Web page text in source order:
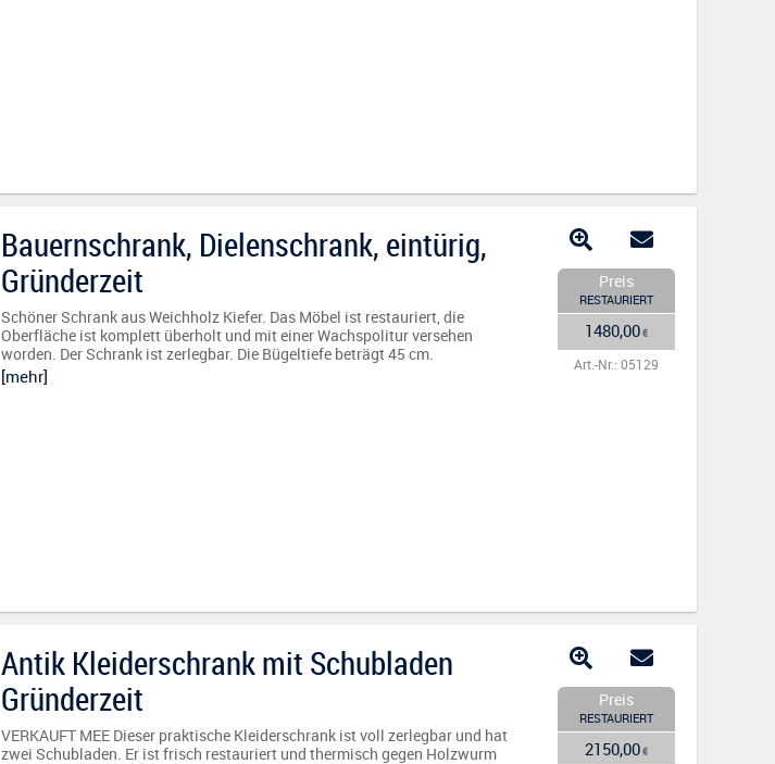
Bauernschrank, Dielenschrank, eintürig,
Gründerzeit
Schöner Schrank aus Weichholz Kiefer. Das Möbel ist restauriert, die
Oberfläche ist komplett überholt und mit einer Wachspolitur versehen
worden. Der Schrank ist zerlegbar. Die Bügeltiefe beträgt 45 cm.
[mehr]
Preis
RESTAURIERT
1480,00€
Art.-Nr.: 05129
Antik Kleiderschrank mit Schubladen
Gründerzeit
VERKAUFT MEE Dieser praktische Kleiderschrank ist voll zerlegbar und hat
zwei Schubladen. Er ist frisch restauriert und thermisch gegen Holzwurm
Preis
RESTAURIERT
2150,00€